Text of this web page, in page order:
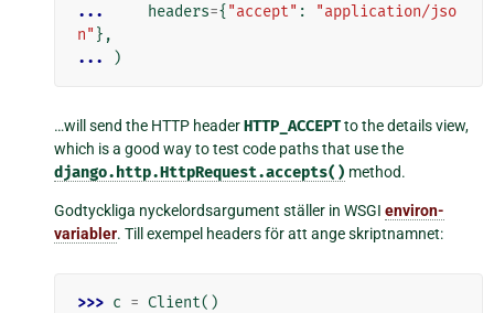
...
headers={ "accept" :
"application/jso
n" },
...
)
…will send the HTTP headerHTTP_ACCEPTto the details view,
which is a good way to test code paths that use the
django.http.HttpRequest.accepts() method.
Godtyckliga nyckelordsargument ställer in WSGIenviron-
variabler. Till exempel headers för att ange skriptnamnet:
>>> c = Client()